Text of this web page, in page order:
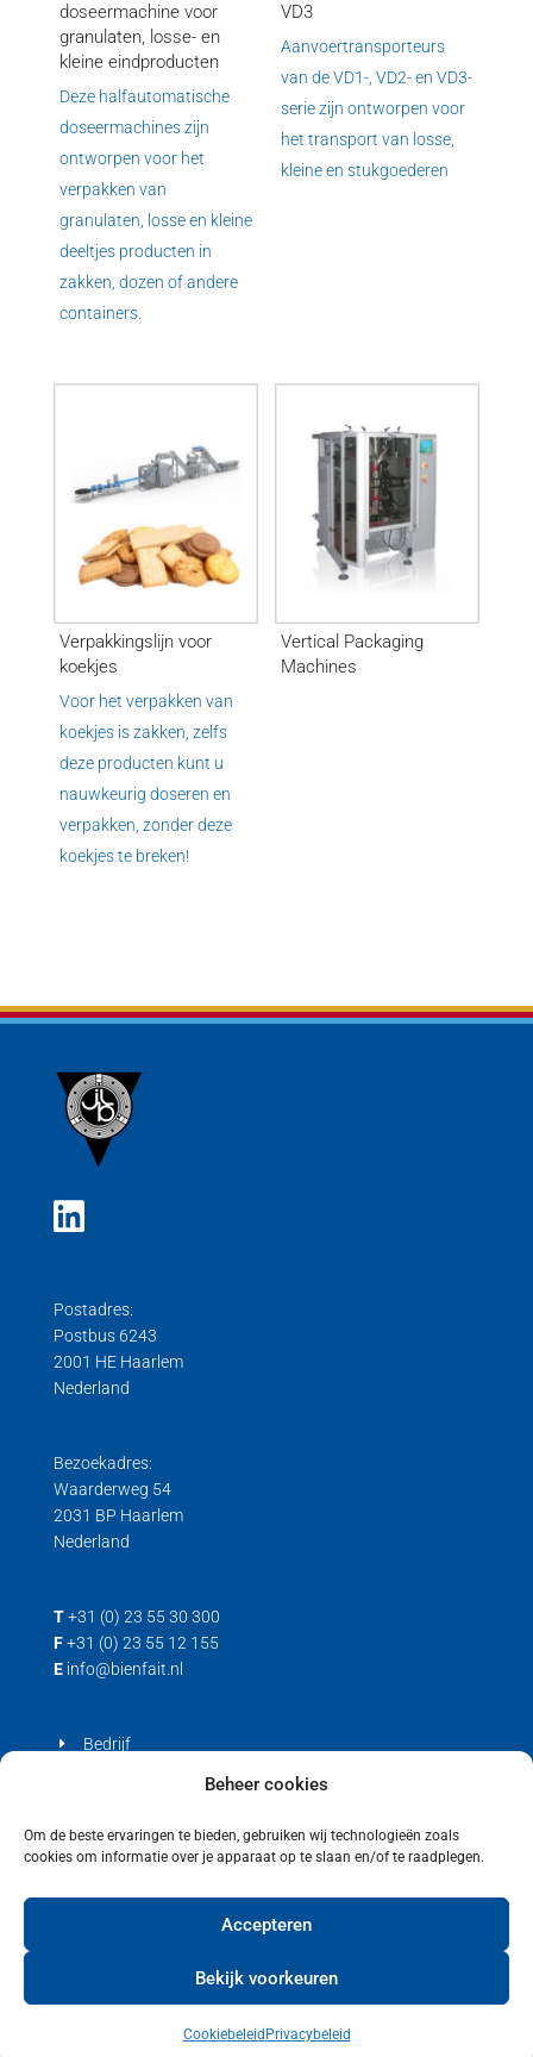
Beheer cookies
Om de beste ervaringen te bieden, gebruiken wij technologieën zoals
cookies om informatie over je apparaat op te slaan en/of te raadplegen.
Accepteren
Bekijk voorkeuren
Cookiebeleid Privacybeleid
doseermachine voor
granulaten, losse- en
kleine eindproducten
Deze halfautomatische
doseermachines zijn
ontworpen voor het
verpakken van
granulaten, losse en kleine
deeltjes producten in
zakken, dozen of andere
containers.
VD3
Aanvoertransporteurs
van de VD1-, VD2- en VD3-
serie zijn ontworpen voor
het transport van losse,
kleine en stukgoederen
Verpakkingslijn voor
koekjes
Voor het verpakken van
koekjes is zakken, zelfs
deze producten kunt u
nauwkeurig doseren en
verpakken, zonder deze
koekjes te breken!
Vertical Packaging
Machines
Postadres:
Postbus 6243
2001 HE Haarlem
Nederland
Bezoekadres:
Waarderweg 54
2031 BP Haarlem
Nederland
T +31 (0) 23 55 30 300
F +31 (0) 23 55 12 155
E info@bienfait.nl
Bedrijf
Cookiebeleid (EU)
Copyright © 2021 Bienfait